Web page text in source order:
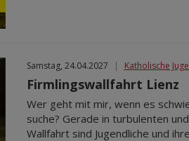
Samstag, 24.04.2027 | Katholische
Firmlingswallfahrt Lienz
Wer geht mit mir, wenn es
suche? Gerade in turbulenten
Wallfahrt sind Jugendliche und